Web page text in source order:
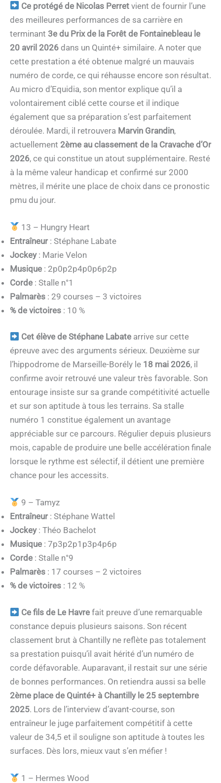
Ce protégé de Nicolas Perret vient de fournir l’une
des meilleures performances de sa carrière en
terminant 3e du Prix de la Forêt de Fontainebleau le
20 avril 2026 dans un Quinté+ similaire. A noter que
cette prestation a été obtenue malgré un mauvais
numéro de corde, ce qui réhausse encore son résultat.
Au micro d’Equidia, son mentor explique qu’il a
volontairement ciblé cette course et il indique
également que sa préparation s’est parfaitement
déroulée. Mardi, il retrouvera Marvin Grandin,
actuellement 2ème au classement de la Cravache d’Or
2026, ce qui constitue un atout supplémentaire. Resté
à la même valeur handicap et confirmé sur 2000
mètres, il mérite une place de choix dans ce pronostic
pmu du jour.
13 – Hungry Heart
Entraîneur: Stéphane Labate
Jockey: Marie Velon
Musique : 2p0p2p4p0p6p2p
Corde : Stalle n°1
Palmarès : 29 courses – 3 victoires
% de victoires : 10 %
Cet élève de Stéphane Labate arrive sur cette
épreuve avec des arguments sérieux. Deuxième sur
l’hippodrome de Marseille-Borély le 18 mai 2026, il
confirme avoir retrouvé une valeur très favorable. Son
entourage insiste sur sa grande compétitivité actuelle
et sur son aptitude à tous les terrains. Sa stalle
numéro 1 constitue également un avantage
appréciable sur ce parcours. Régulier depuis plusieurs
mois, capable de produire une belle accélération finale
lorsque le rythme est sélectif, il détient une première
chance pour les accessits.
9 – Tamyz
Entraîneur: Stéphane Wattel
Jockey: Théo Bachelot
Musique : 7p3p2p1p3p4p6p
Corde : Stalle n°9
Palmarès : 17 courses – 2 victoires
% de victoires : 12 %
Ce fils de Le Havre fait preuve d’une remarquable
constance depuis plusieurs saisons. Son récent
classement brut à Chantilly ne reflète pas totalement
sa prestation puisqu’il avait hérité d’un numéro de
corde défavorable. Auparavant, il restait sur une série
de bonnes performances. On retiendra aussi sa belle
2ème place de Quinté+ à Chantilly le 25 septembre
2025. Lors de l’interview d’avant-course, son
entraîneur le juge parfaitement compétitif à cette
valeur de 34,5 et il souligne son aptitude à toutes les
surfaces. Dès lors, mieux vaut s’en méfier !
1 – Hermes Wood